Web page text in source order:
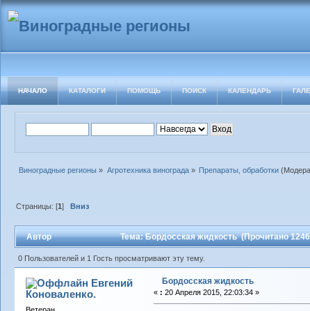
НАЧАЛО КАТАЛОГИ ПОМОЩЬ ПОИСК КАЛЕНДАРЬ
Виноградные регионы » Агротехника винограда» Препараты, обработки
Страницы: [1] Вниз
Автор Тема: Бордосская жидкость (Прочитано
0 Пользователей и 1 Гость просматривают эту тему.
Евгений
Коноваленко.
Бордосская жидкость
« : 20 Апреля 2015, 22:03:34 »